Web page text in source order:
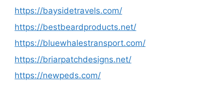
https://baysidetravels.com/
https://bestbeardproducts.net/
https://bluewhalestransport.com/
https://briarpatchdesigns.net/
https://newpeds.com/